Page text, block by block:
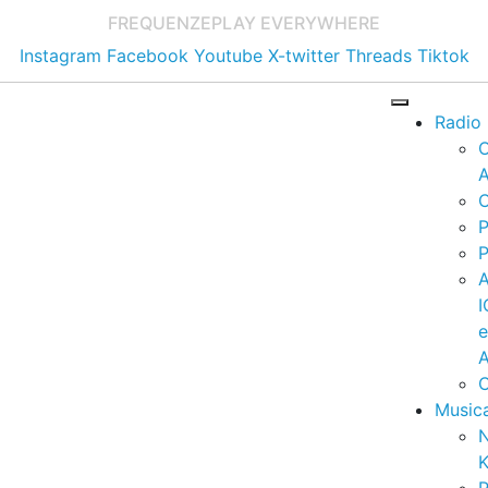
FREQUENZEPLAY EVERYWHERE
Instagram Facebook Youtube X-twitter Threads Tiktok
Radio
e